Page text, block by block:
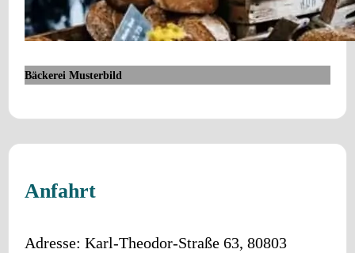
Bäckerei Musterbild
Anfahrt
Adresse: Karl-Theodor-Straße 63, 80803